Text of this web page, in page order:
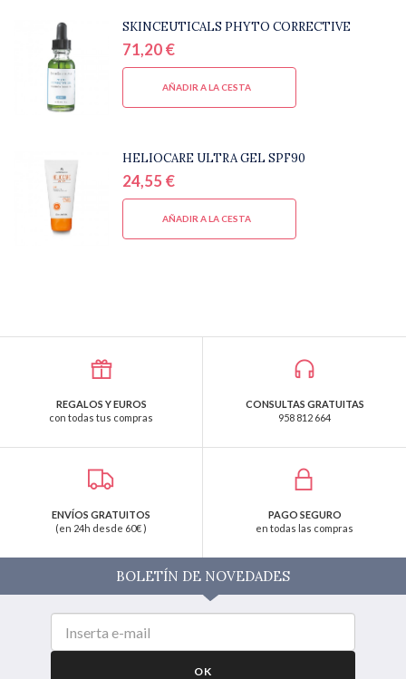
SKINCEUTICALS PHYTO CORRECTIVE
71,20 €
AÑADIR A LA CESTA
HELIOCARE ULTRA GEL SPF90
24,55 €
AÑADIR A LA CESTA
REGALOS Y EUROS
con todas tus compras
CONSULTAS GRATUITAS
958 812 664
ENVÍOS GRATUITOS
(en 24h desde 60€ )
PAGO SEGURO
en todas las compras
BOLETÍN DE NOVEDADES
OK